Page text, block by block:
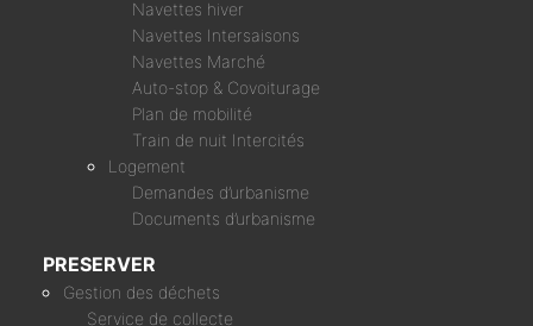
Navettes hiver
Navettes Intersaisons
Navettes Marché
Auto-stop & Covoiturage
Plan de mobilité
Train de nuit Intercités
Logement
Demandes d’urbanisme
Documents d’urbanisme
PRESERVER
Gestion des déchets
Service de collecte